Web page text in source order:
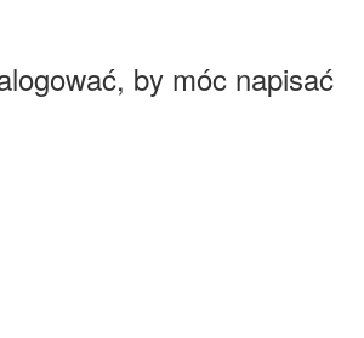
by móc napisać